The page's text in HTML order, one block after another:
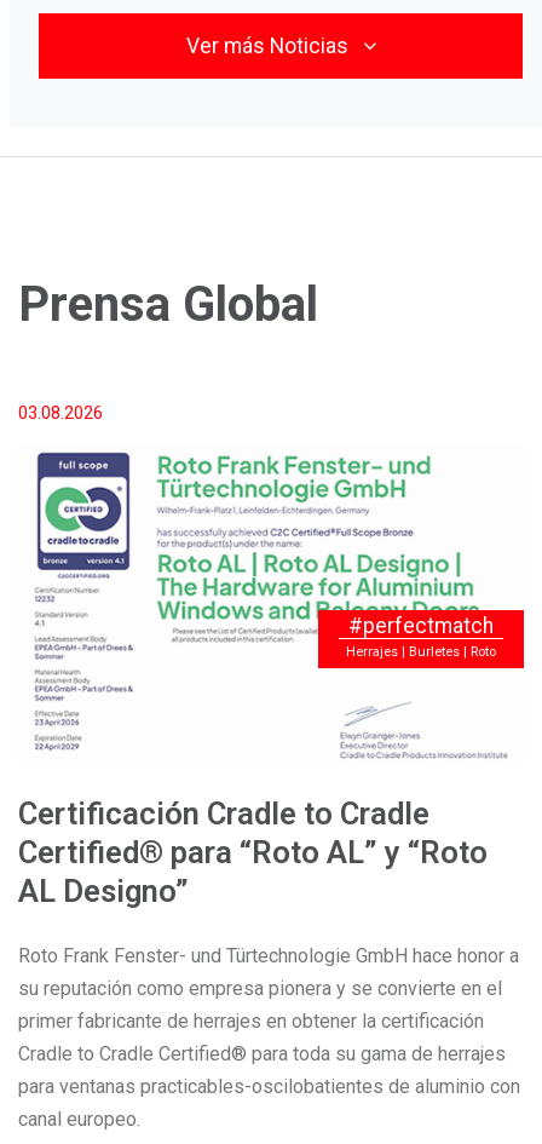
Ver más Noticias
Prensa Global
#perfectmatch
Herrajes | Burletes | Roto
03.08.2026
Certificación Cradle to Cradle
Certified® para “Roto AL” y “Roto
AL Designo”
Roto Frank Fenster- und Türtechnologie GmbH hace honor a
su reputación como empresa pionera y se convierte en el
primer fabricante de herrajes en obtener la certificación
Cradle to Cradle Certified® para toda su gama de herrajes
para ventanas practicables-oscilobatientes de aluminio con
canal europeo.